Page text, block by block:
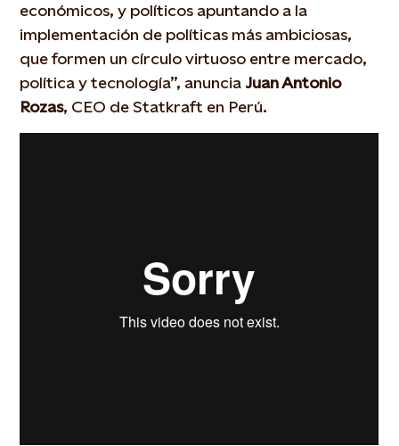
económicos, y políticos apuntando a la
implementación de políticas más ambiciosas,
que formen un círculo virtuoso entre mercado,
política y tecnología”, anuncia Juan Antonio
Rozas, CEO de Statkraft en Perú.